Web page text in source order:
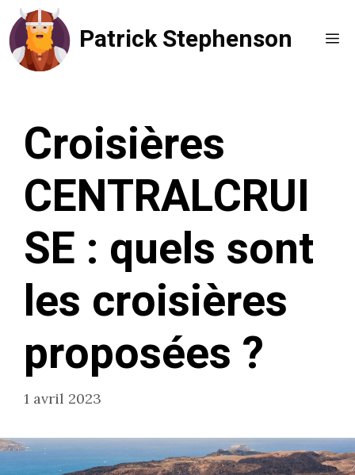
Aller
au
contenu
Patrick Stephenson
Croisières
CENTRALCRUI
SE : quels sont
les croisières
proposées ?
1 avril 2023